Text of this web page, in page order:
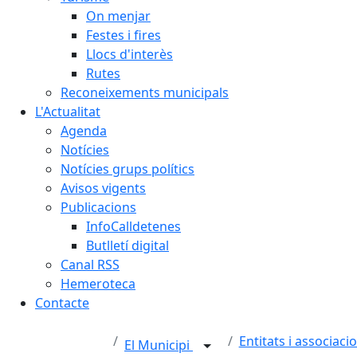
On menjar
Festes i fires
Llocs d'interès
Rutes
Reconeixements municipals
L'Actualitat
Agenda
Notícies
Notícies grups polítics
Avisos vigents
Publicacions
InfoCalldetenes
Butlletí digital
Canal RSS
Hemeroteca
Contacte
El Municipi Entitats i